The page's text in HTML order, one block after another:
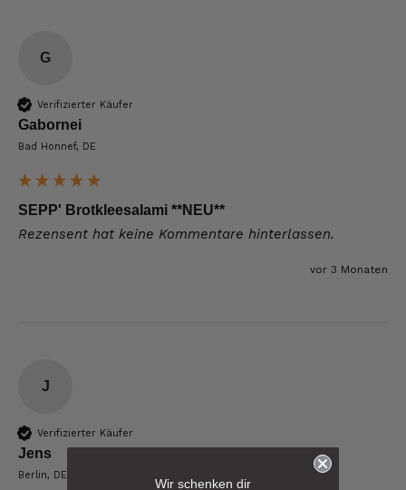
G
Verifizierter Käufer
Gabornei
Bad Honnef, DE
SEPP' Brotkleesalami **NEU**
Rezensent hat keine Kommentare hinterlassen.
vor 3 Monaten
J
Verifizierter Käufer
Jens
Berlin, DE
Wir schenken dir